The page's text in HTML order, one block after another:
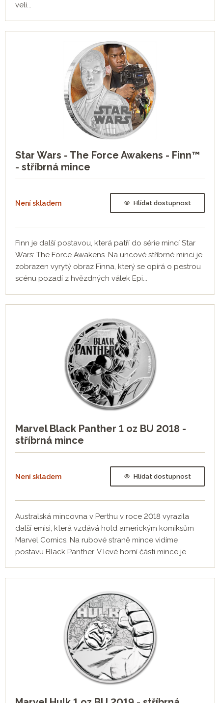
veli...
Star Wars - The Force Awakens - Finn™
- stříbrná mince
Není skladem Hlídat dostupnost
Finn je další postavou, která patří do série mincí Star
Wars: The Force Awakens. Na uncové stříbrné minci je
zobrazen vyrytý obraz Finna, který se opírá o pestrou
scénu pozadí z hvězdných válek Epi...
Marvel Black Panther 1 oz BU 2018 -
stříbrná mince
Není skladem Hlídat dostupnost
Australská mincovna v Perthu v roce 2018 vyrazila
další emisi, která vzdává hold americkým komiksům
Marvel Comics. Na rubové straně mince vidíme
postavu Black Panther. V levé horní části mince je ...